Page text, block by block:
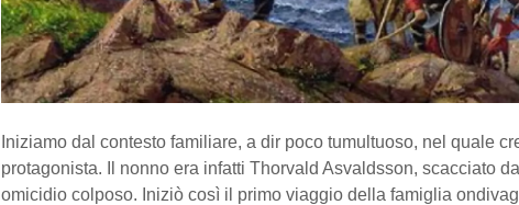
Iniziamo dal contesto familiare, a dir poco tumultuoso, nel quale
protagonista. Il nonno era infatti Thorvald Asvaldsson, scacciato
omicidio colposo. Iniziò così il primo viaggio della famiglia